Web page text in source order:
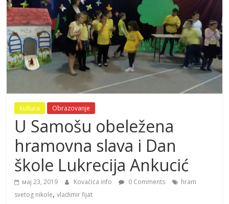
Kultura Obrazovanje
U Samošu obeležena
hramovna slava i Dan
škole Lukrecija Ankucić
мај 23, 2019 Kovačica info 0 Comments
hram
svetog nikole,vladimir fijat